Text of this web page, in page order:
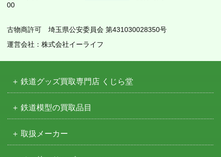
00
古物商許可 埼玉県公安委員会 第431030028350号
運営会社：株式会社イーライフ
鉄道グッズ買取専門店 くじら堂
鉄道模型の買取品目
取扱メーカー